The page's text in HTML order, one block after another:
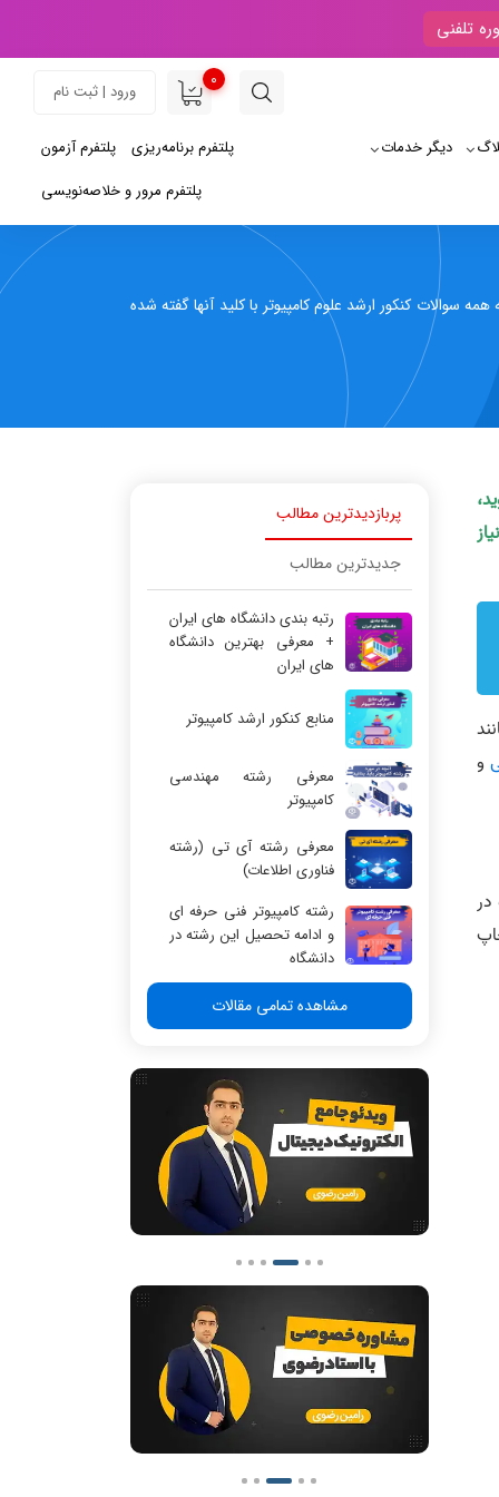
تلفنی
0
ورود | ثبت نام
دیگر خدمات پلتفرم آزمون
پلتفرم برنامه‌ریزی
پلتفرم مرور و خلاصه‌نویسی
کنکور ارشد علوم کامپیوتر با کلید آنها گفته شده
و
پربازدیدترین مطالب
جدیدترین مطالب
رتبه بندی دانشگاه های ایران
+ معرفی بهترین دانشگاه
های ایران
منابع کنکور ارشد کامپیوتر
معرفی رشته مهندسی
کامپیوتر
معرفی رشته آی تی (رشته
فناوری اطلاعات)
رشته کامپیوتر فنی حرفه ای
و ادامه تحصیل این رشته در
دانشگاه
مشاهده تمامی مقالات